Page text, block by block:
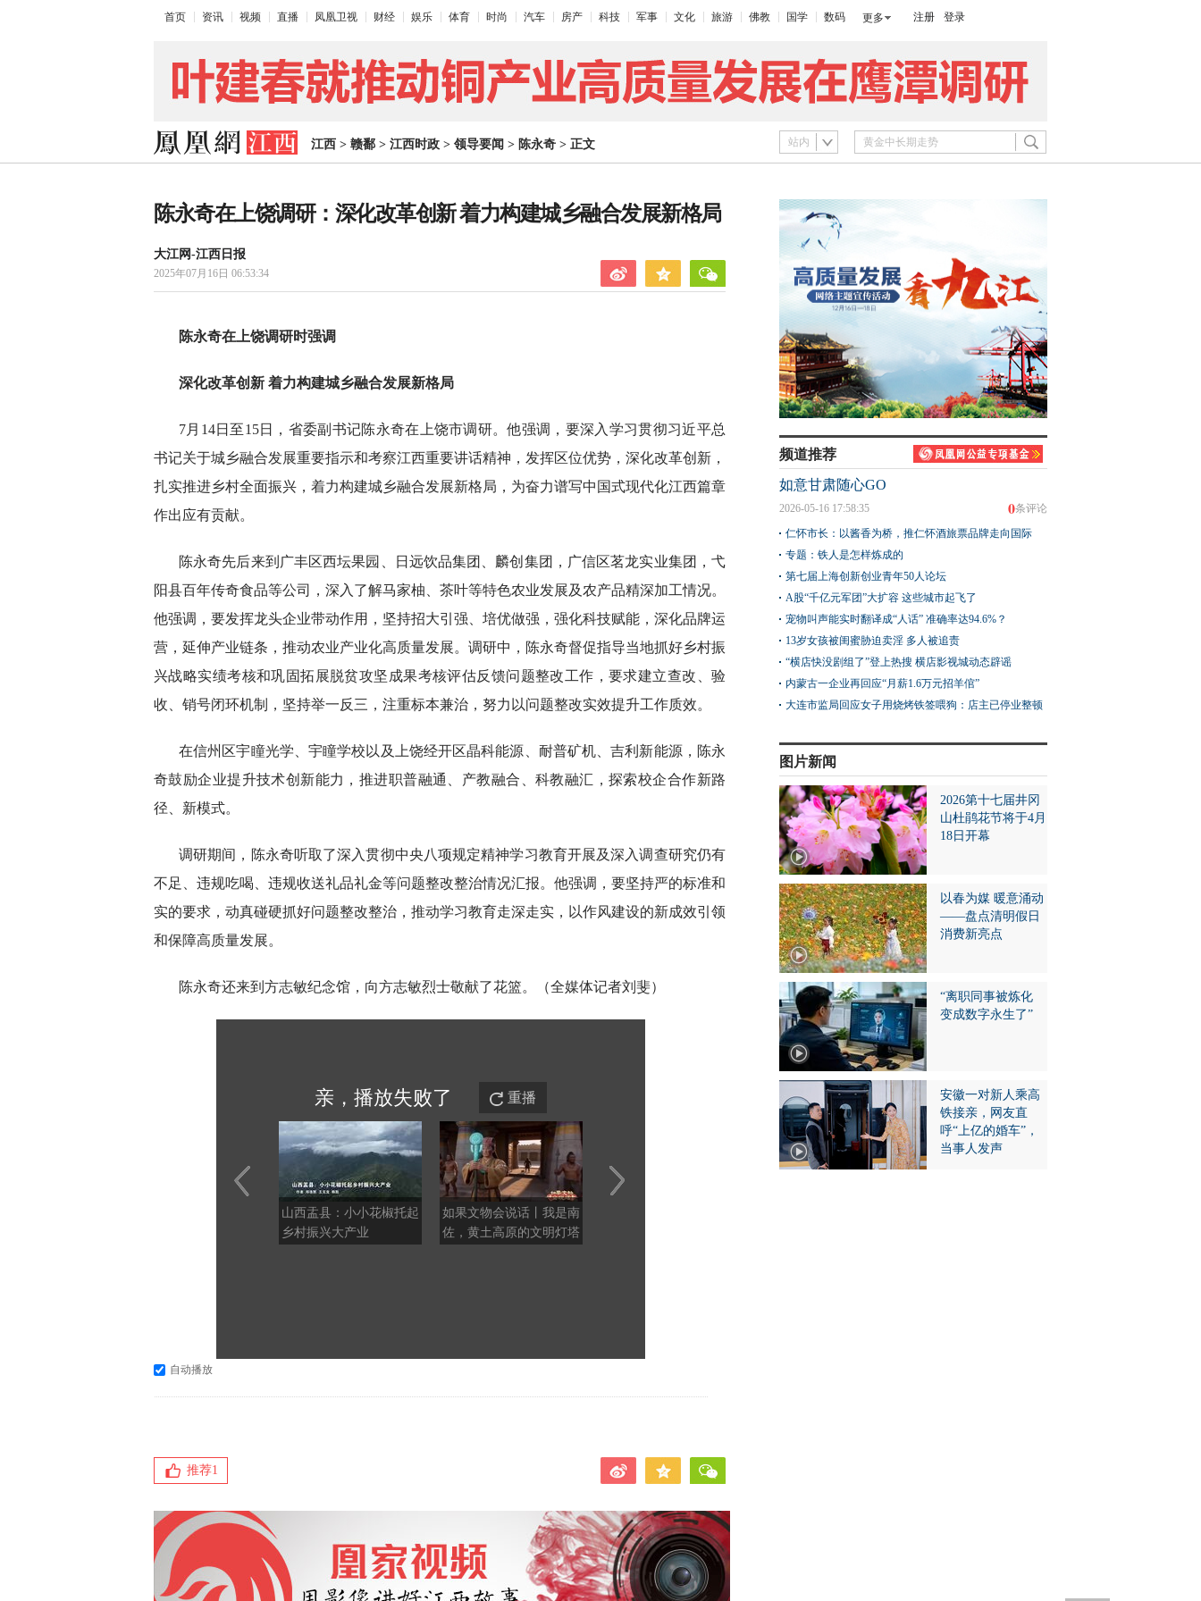
首页 资讯 视频 直播 凤凰卫视 财经 娱乐 体育 时尚 汽车 房产 科技 军事 文化 旅游 佛教 国学 数码 更多 注册 登录
江西 > 赣鄱 > 江西时政 > 领导要闻 > 陈永奇 > 正文 站内
陈永奇在上饶调研：深化改革创新 着力构建城乡融合发展新格局
大江网-江西日报
2025年07月16日 06:53:34
陈永奇在上饶调研时强调
深化改革创新 着力构建城乡融合发展新格局
7月14日至15日，省委副书记陈永奇在上饶市调研。他强调，要深入学习贯彻习近平总
书记关于城乡融合发展重要指示和考察江西重要讲话精神，发挥区位优势，深化改革创新，
扎实推进乡村全面振兴，着力构建城乡融合发展新格局，为奋力谱写中国式现代化江西篇章
作出应有贡献。
陈永奇先后来到广丰区西坛果园、日远饮品集团、麟创集团，广信区茗龙实业集团，弋
阳县百年传奇食品等公司，深入了解马家柚、茶叶等特色农业发展及农产品精深加工情况。
他强调，要发挥龙头企业带动作用，坚持招大引强、培优做强，强化科技赋能，深化品牌运
营，延伸产业链条，推动农业产业化高质量发展。调研中，陈永奇督促指导当地抓好乡村振
兴战略实绩考核和巩固拓展脱贫攻坚成果考核评估反馈问题整改工作，要求建立查改、验
收、销号闭环机制，坚持举一反三，注重标本兼治，努力以问题整改实效提升工作质效。
在信州区宇瞳光学、宇瞳学校以及上饶经开区晶科能源、耐普矿机、吉利新能源，陈永
奇鼓励企业提升技术创新能力，推进职普融通、产教融合、科教融汇，探索校企合作新路
径、新模式。
调研期间，陈永奇听取了深入贯彻中央八项规定精神学习教育开展及深入调查研究仍有
不足、违规吃喝、违规收送礼品礼金等问题整改整治情况汇报。他强调，要坚持严的标准和
实的要求，动真碰硬抓好问题整改整治，推动学习教育走深走实，以作风建设的新成效引领
和保障高质量发展。
陈永奇还来到方志敏纪念馆，向方志敏烈士敬献了花篮。（全媒体记者刘斐）
亲，播放失败了 重播
山西盂县：小小花椒托起
乡村振兴大产业
如果文物会说话丨我是南
佐，黄土高原的文明灯塔
自动播放
推荐1
频道推荐
如意甘肃随心GO
0条评论
2026-05-16 17:58:35
仁怀市长：以酱香为桥，推仁怀酒旅票品牌走向国际
专题：铁人是怎样炼成的
第七届上海创新创业青年50人论坛
A股“千亿元军团”大扩容 这些城市起飞了
宠物叫声能实时翻译成“人话” 准确率达94.6%？
13岁女孩被闺蜜胁迫卖淫 多人被追责
“横店快没剧组了”登上热搜 横店影视城动态辟谣
内蒙古一企业再回应“月薪1.6万元招羊倌”
大连市监局回应女子用烧烤铁签喂狗：店主已停业整顿
图片新闻
2026第十七届井冈
山杜鹃花节将于4月
18日开幕
以春为媒 暖意涌动
——盘点清明假日
消费新亮点
“离职同事被炼化
变成数字永生了”
安徽一对新人乘高
铁接亲，网友直
呼“上亿的婚车”，
当事人发声